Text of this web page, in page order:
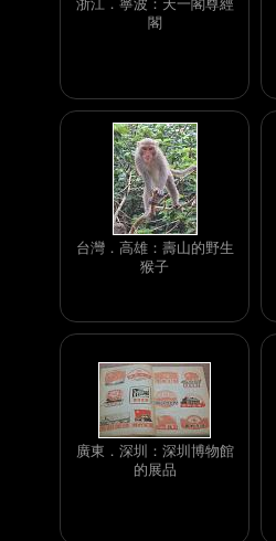
浙江．寧波：天一閣尊經
閣
台灣．高雄：壽山的野生
猴子
廣東．深圳：深圳博物館
的展品